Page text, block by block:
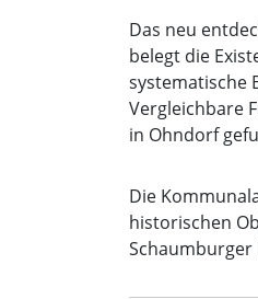
Das neu
belegt die
systematische
Vergleichbare
in Ohndorf
Die
historischen
Schaumburger